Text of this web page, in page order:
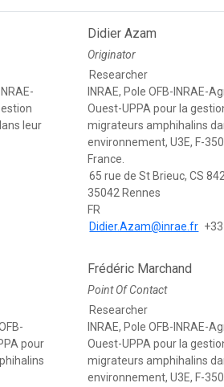
leur
Didier Azam
Originator
Researcher
INRAE, Pole OFB-INRAE-
Ouest-UPPA pour la
migrateurs amphihalins
environnement, U3E, F-
France.
65 rue de St Brieuc, CS
35042 Rennes
FR
Didier.Azam@inrae.fr
pour
Frédéric Marchand
Point Of Contact
Researcher
INRAE, Pole OFB-INRAE-
Ouest-UPPA pour la
migrateurs amphihalins
environnement, U3E, F-